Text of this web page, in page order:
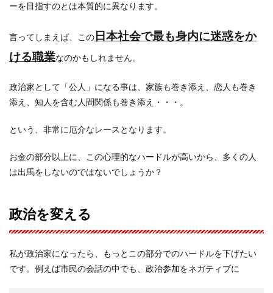
ーを目指すのとは本質的に異なります。
言ってしまえば、この 日本社会で最も身内に迷惑をか
ける職業なのかもしれません。
政治家として「公人」になる事は、家族も巻き添え、恋人も巻き
添え、知人を含む人間関係も巻き添え・・・。
という、非常に厄介なレースとなります。
お金の部分以上に、この心理的なハードルが高いから、多くの人
は出馬をしないのではないでしょうか？
政治を変える
私が政治家になったら、もっとこの部分でのハードルを下げたい
です。例えば市民の会話の中でも、政治参加をネガティブに